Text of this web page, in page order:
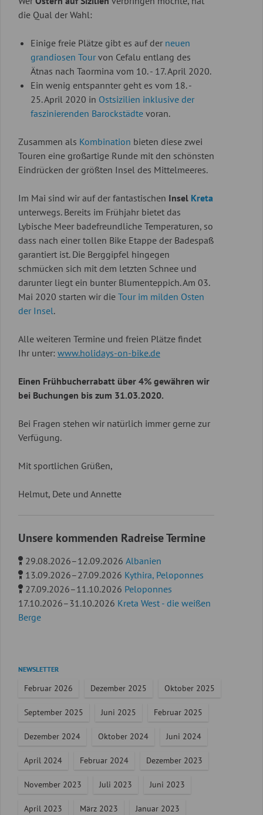
die Qual der Wahl:
Einige freie Plätze gibt es auf der neuen
grandiosen Tourvon Cefalu entlang des
Ätnas nach Taormina vom 10. - 17. April 2020.
Ein wenig entspannter geht es vom 18. -
25. April 2020 in Ostsizilien inklusive der
faszinierenden Barockstädtevoran.
Zusammen als Kombination bieten diese zwei
Touren eine großartige Runde mit den schönsten
Eindrücken der größten Insel des Mittelmeeres.
Im Mai sind wir auf der fantastischen Insel Kreta
unterwegs. Bereits im Frühjahr bietet das
Lybische Meer badefreundliche Temperaturen, so
dass nach einer tollen Bike Etappe der Badespaß
garantiert ist. Die Berggipfel hingegen
schmücken sich mit dem letzten Schnee und
darunter liegt ein bunter Blumenteppich. Am 03.
Mai 2020 starten wir die Tour im milden Osten
der Insel.
Alle weiteren Termine und freien Plätze findet
Ihr unter: www.holidays-on-bike.de
Einen Frühbucherrabatt über 4% gewähren wir
bei Buchungen bis zum 31.03.2020.
Bei Fragen stehen wir natürlich immer gerne zur
Verfügung.
Mit sportlichen Grüßen,
Helmut, Dete und Annette
Unsere kommenden Radreise Termine
29.08.2026–12.09.2026 Albanien
13.09.2026–27.09.2026 Kythira, Peloponnes
27.09.2026–11.10.2026 Peloponnes
17.10.2026–31.10.2026 Kreta West - die weißen
Berge
Navigation
NEWSLETTER
Februar 2026 Dezember 2025 Oktober 2025
September 2025 Juni 2025 Februar 2025
Dezember 2024 Oktober 2024 Juni 2024
April 2024 Februar 2024 Dezember 2023
November 2023 Juli 2023 Juni 2023
April 2023 März 2023 Januar 2023